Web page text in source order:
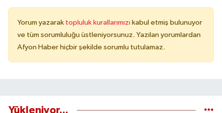
Yorum yazarak topluluk kurallarımızı kabul etmiş bulunuyor
ve tüm sorumluluğu üstleniyorsunuz. Yazılan yorumlardan
Afyon Haber hiçbir şekilde sorumlu tutulamaz.
Yükleniyor...